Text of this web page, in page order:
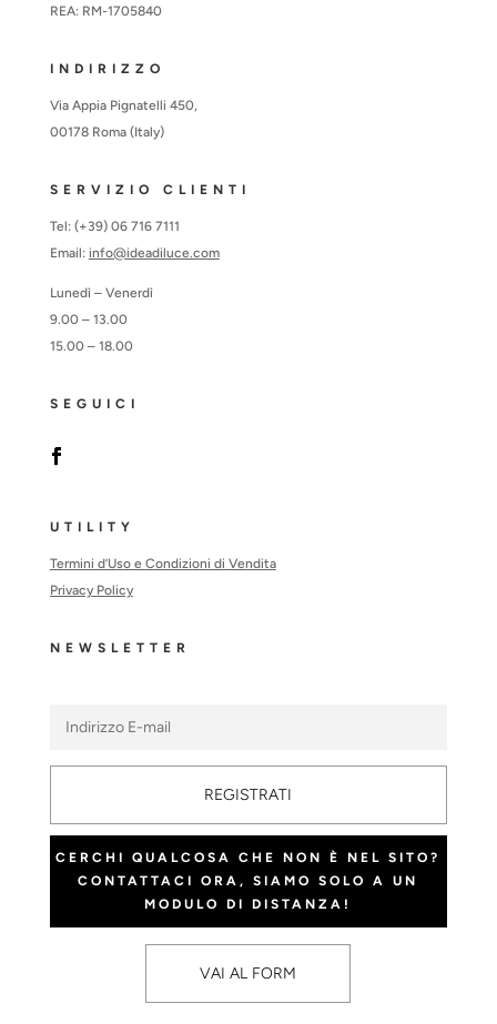
REA: RM-1705840
INDIRIZZO
Via Appia Pignatelli 450,
00178 Roma (Italy)
SERVIZIO CLIENTI
Tel: (+39) 06 716 7111
Email: info@ideadiluce.com
Lunedì – Venerdì
9.00 – 13.00
15.00 – 18.00
SEGUICI
UTILITY
Termini d’Uso e Condizioni di Vendita
Privacy Policy
NEWSLETTER
REGISTRATI
CERCHI QUALCOSA CHE NON È NEL SITO?
CONTATTACI ORA, SIAMO SOLO A UN
MODULO DI DISTANZA!
VAI AL FORM